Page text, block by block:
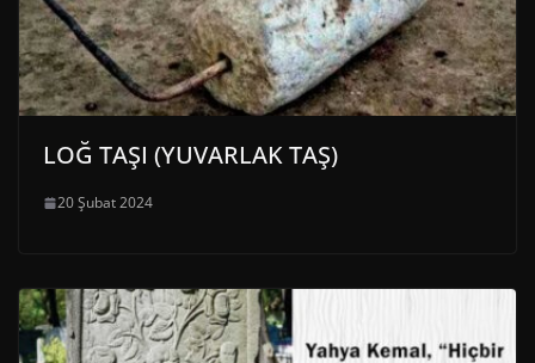
LOĞ TAŞI (YUVARLAK TAŞ)
20 Şubat 2024